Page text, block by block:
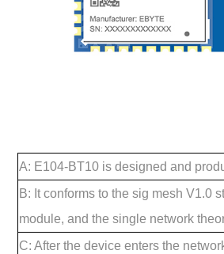
A: E104-BT10 is designed and
B: It conforms to the sig mesh V1.0
module, and the single network
C: After the device enters the